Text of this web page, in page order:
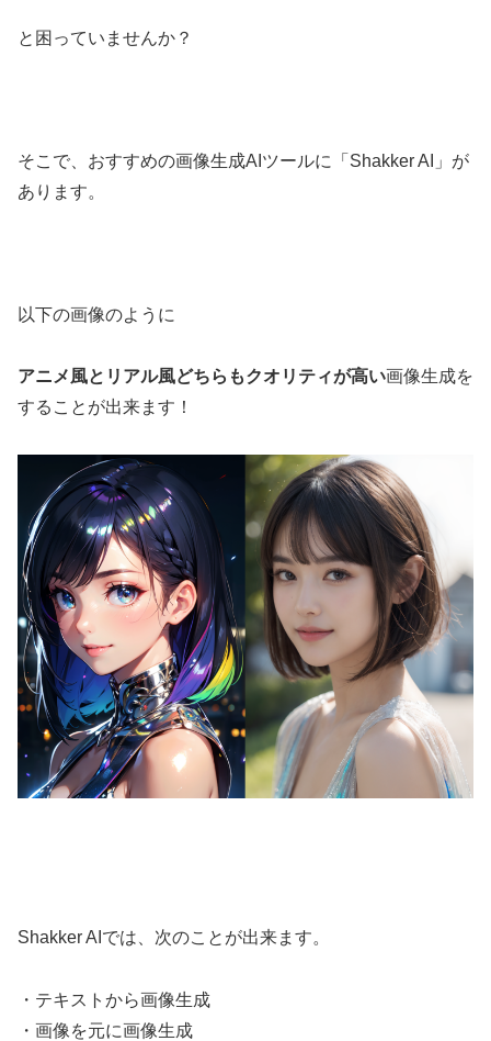
と困っていませんか？
そこで、おすすめの画像生成AIツールに「Shakker AI」が
あります。
以下の画像のように
アニメ風とリアル風どちらもクオリティが高い画像生成を
することが出来ます！
Shakker AIでは、次のことが出来ます。
・テキストから画像生成
・画像を元に画像生成